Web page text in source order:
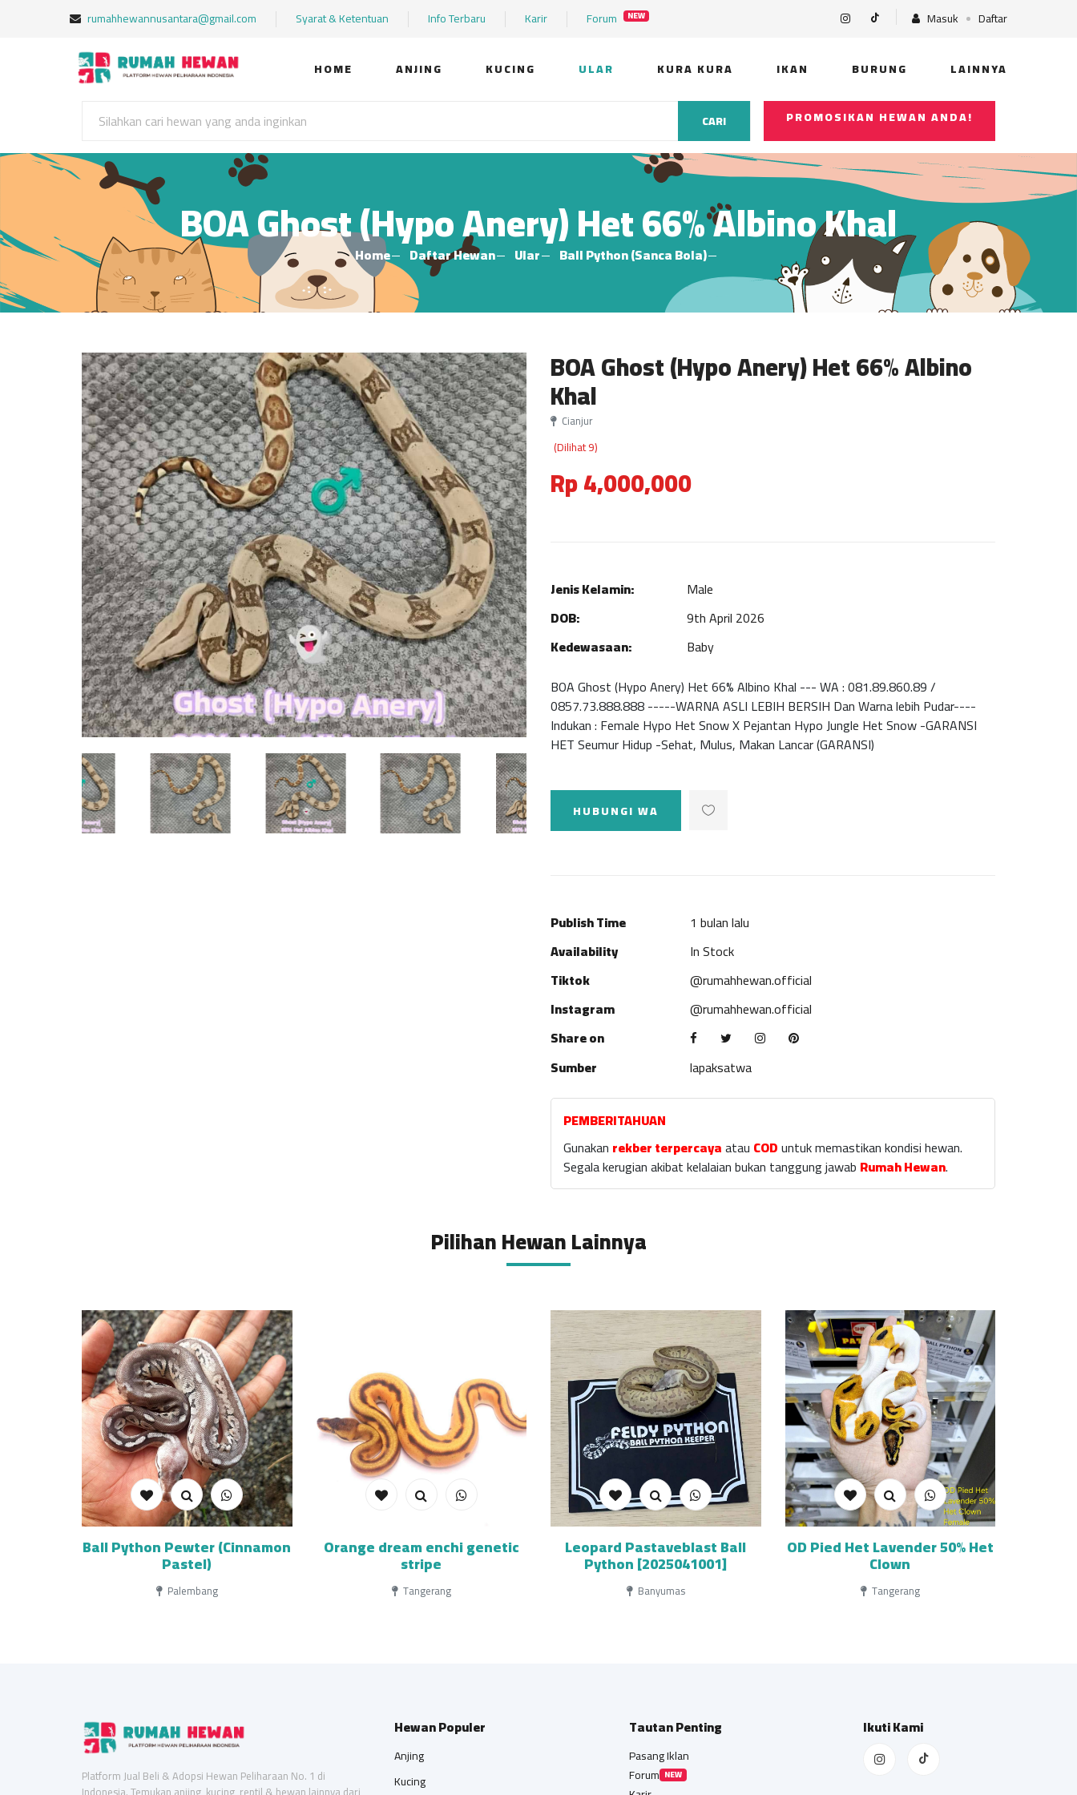
rumahhewannusantara@gmail.com Syarat & Ketentuan Info Terbaru Karir Forum NEW Masuk Daftar
HOME ANJING KUCING ULAR KURA KURA IKAN BURUNG LAINNYA
CARI PROMOSIKAN HEWAN ANDA!
BOA Ghost (Hypo Anery) Het 66% Albino Khal
Home Daftar Hewan Ular Ball Python (Sanca Bola)
BOA Ghost (Hypo Anery) Het 66% Albino
Khal
Cianjur
(Dilihat 9)
Rp 4,000,000
Jenis Kelamin:
Male
DOB:
9th April 2026
Kedewasaan:
Baby
BOA Ghost (Hypo Anery) Het 66% Albino Khal --- WA : 081.89.860.89 /
0857.73.888.888 -----WARNA ASLI LEBIH BERSIH Dan Warna lebih Pudar----
Indukan : Female Hypo Het Snow X Pejantan Hypo Jungle Het Snow -GARANSI
HET Seumur Hidup -Sehat, Mulus, Makan Lancar (GARANSI)
HUBUNGI WA
Publish Time
1 bulan lalu
Availability
In Stock
Tiktok
@rumahhewan.official
Instagram
@rumahhewan.official
Share on
Sumber
lapaksatwa
PEMBERITAHUAN
Gunakan rekber terpercayaatau CODuntuk memastikan kondisi hewan.
Segala kerugian akibat kelalaian bukan tanggung jawab Rumah Hewan.
Pilihan Hewan Lainnya
Ball Python Pewter (Cinnamon
Pastel)
Palembang
Orange dream enchi genetic
stripe
Tangerang
Leopard Pastaveblast Ball
Python [2025041001]
Banyumas
OD Pied Het Lavender 50% Het
Clown
Tangerang
Platform Jual Beli & Adopsi Hewan Peliharaan No. 1 di
Hewan Populer
Anjing
Kucing
Tautan Penting
Pasang Iklan
Forum NEW
Ikuti Kami